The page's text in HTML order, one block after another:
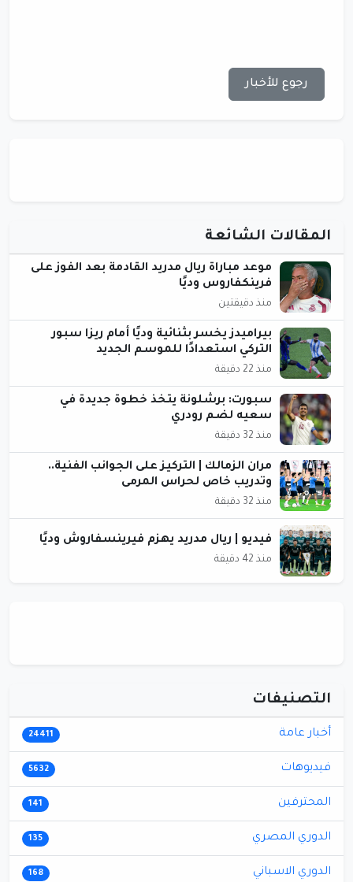
رجوع للأخبار
المقالات الشائعة
موعد مباراة ريال مدريد القادمة بعد الفوز على
فرينكفاروس وديًا
منذ دقيقتين
بيراميدز يخسر بثنائية وديًا أمام ريزا سبور
التركي استعدادًا للموسم الجديد
منذ 22 دقيقة
سبورت: برشلونة يتخذ خطوة جديدة في
سعيه لضم رودري
منذ 32 دقيقة
مران الزمالك | التركيز على الجوانب الفنية..
وتدريب خاص لحراس المرمى
منذ 32 دقيقة
فيديو | ريال مدريد يهزم فيرينسفاروش وديًا
منذ 42 دقيقة
التصنيفات
أخبار عامة 24411
فيديوهات 5632
المحترفين 141
الدوري المصري 135
الدوري الاسباني 168